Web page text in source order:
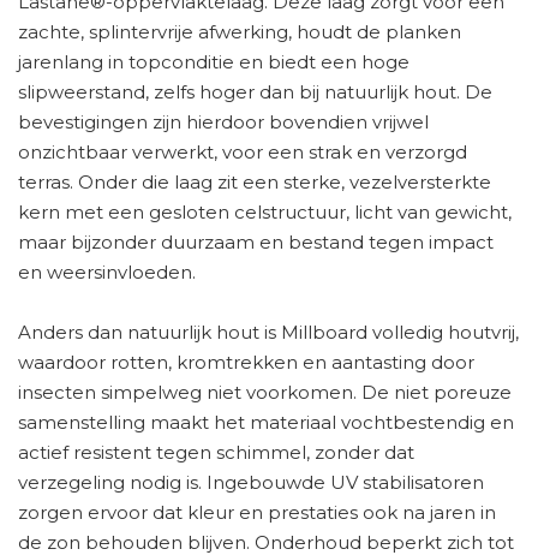
zachte, splintervrije afwerking, houdt de planken
jarenlang in topconditie en biedt een hoge
slipweerstand, zelfs hoger dan bij natuurlijk hout. De
bevestigingen zijn hierdoor bovendien vrijwel
onzichtbaar verwerkt, voor een strak en verzorgd
terras. Onder die laag zit een sterke, vezelversterkte
kern met een gesloten celstructuur, licht van gewicht,
maar bijzonder duurzaam en bestand tegen impact
en weersinvloeden.
Anders dan natuurlijk hout is Millboard volledig houtvrij,
waardoor rotten, kromtrekken en aantasting door
insecten simpelweg niet voorkomen. De niet poreuze
samenstelling maakt het materiaal vochtbestendig en
actief resistent tegen schimmel, zonder dat
verzegeling nodig is. Ingebouwde UV stabilisatoren
zorgen ervoor dat kleur en prestaties ook na jaren in
de zon behouden blijven. Onderhoud beperkt zich tot